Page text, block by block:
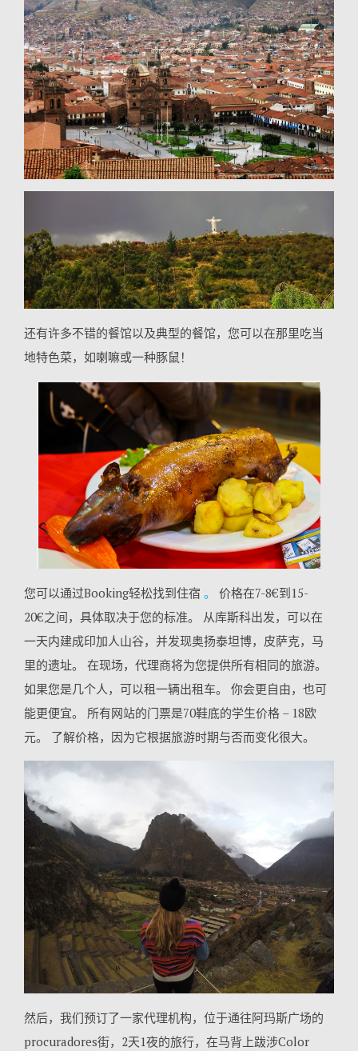
还有许多不错的餐馆以及典型的餐馆，您可以在那里吃当
地特色菜，如喇嘛或一种豚鼠！
您可以通过Booking轻松找到住宿 。 价格在7-8€到15-
20€之间，具体取决于您的标准。 从库斯科出发，可以在
一天内建成印加人山谷，并发现奥扬泰坦博，皮萨克，马
里的遗址。 在现场，代理商将为您提供所有相同的旅游。
如果您是几个人，可以租一辆出租车。 你会更自由，也可
能更便宜。 所有网站的门票是70鞋底的学生价格 – 18欧
元。 了解价格，因为它根据旅游时期与否而变化很大。
然后，我们预订了一家代理机构，位于通往阿玛斯广场的
procuradores街，2天1夜的旅行，在马背上跋涉Color